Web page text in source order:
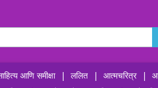
आणि समीक्षा | ललित | आत्मचरित्र |